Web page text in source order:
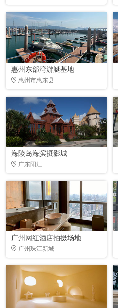
惠州东部湾游艇基地
惠州市惠东县
海陵岛海滨摄影城
广东阳江
广州网红酒店拍摄场地
广州珠江新城